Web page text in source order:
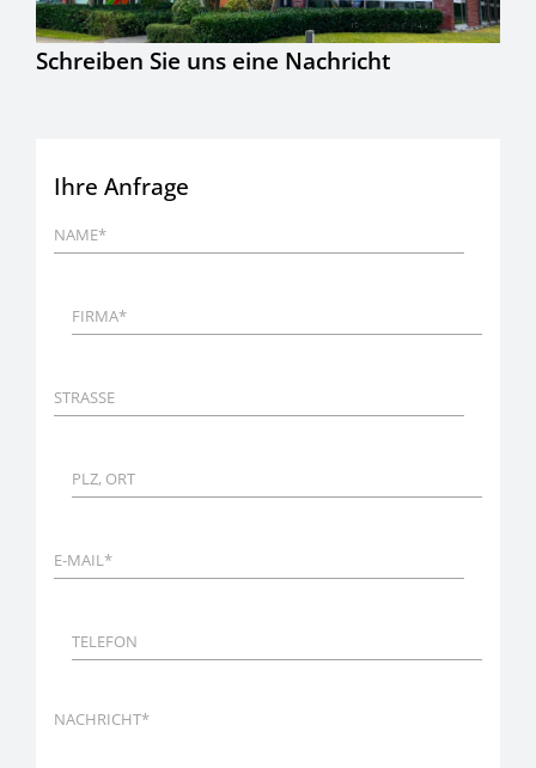
Schreiben Sie uns eine Nachricht
Ihre Anfrage